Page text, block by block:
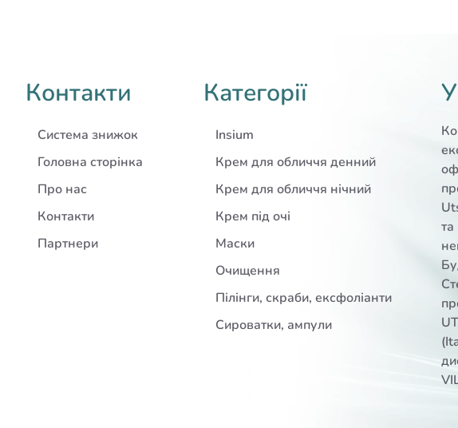
Контакти
Система знижок
Головна сторінка
Про нас
Контакти
Партнери
Категорії
Insium
Крем для обличчя денний
Крем для обличчя нічний
Крем під очі
Маски
Очищення
Пілінги, скраби, ексфоліанти
Сироватки, ампули